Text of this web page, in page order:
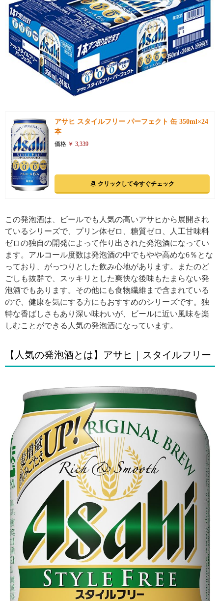
引用: https://images-na.ssl-images-amazon.com/images/I/511nOYifDFL.jpg
アサヒ スタイルフリー パーフェクト 缶 350ml×24
本
価格 ￥ 3,339
クリックして今すぐチェック
この発泡酒は、ビールでも人気の高いアサヒから展開され
ているシリーズで、プリン体ゼロ、糖質ゼロ、人工甘味料
ゼロの独自の開発によって作り出された発泡酒になってい
ます。アルコール度数は発泡酒の中でもやや高めな6％とな
っており、がっつりとした飲み心地があります。またのど
ごしも抜群で、スッキリとした爽快な後味もたまらない発
泡酒でもあります。その他にも食物繊維まで含まれている
ので、健康を気にする方にもおすすめのシリーズです。独
特な香ばしさもあり深い味わいが、ビールに近い風味を楽
しむことができる人気の発泡酒になっています。
【人気の発泡酒とは】アサヒ｜スタイルフリー